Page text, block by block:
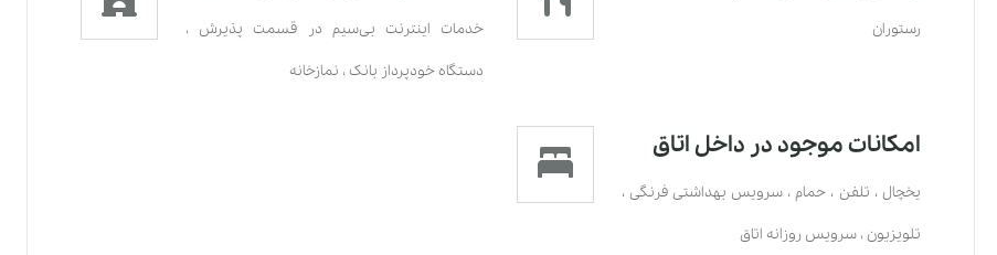
رستوران خدمات اينترنت بی‌سیم در قسمت پذیرش،
دستگاه خودپرداز بانک، نمازخانه
امکانات موجود در داخل اتاق
یخچال، تلفن ، حمام ، سرویس بهداشتی فرنگی ،
تلویزیون ، سرویس روزانه اتاق